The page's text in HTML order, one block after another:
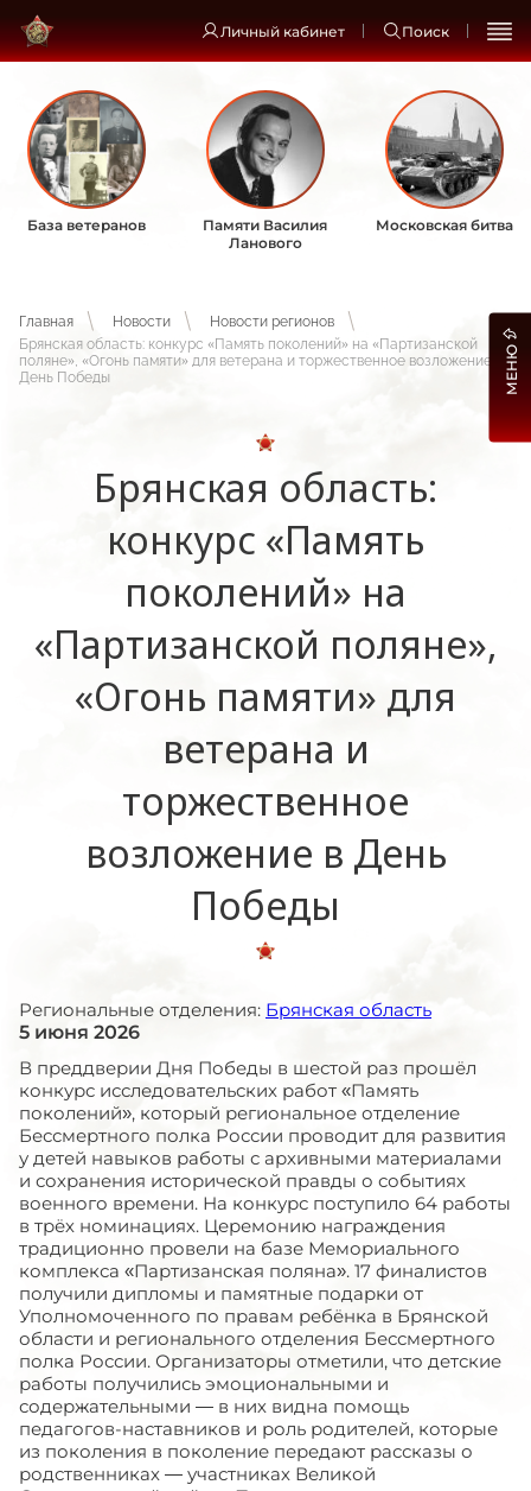
Личный кабинет Поиск
База ветеранов
Памяти Василия
Ланового
Московская битва
Главная Новости
Новости регионов
Брянская область: конкурс «Память поколений» на «Партизанской
поляне», «Огонь памяти» для ветерана и торжественное возложение в
День Победы
Брянская область:
конкурс «Память
поколений» на
«Партизанской поляне»,
«Огонь памяти» для
ветерана и
торжественное
возложение в День
Победы
Региональные отделения: Брянская область
5 июня 2026
В преддверии Дня Победы в шестой раз прошёл
конкурс исследовательских работ «Память
поколений», который региональное отделение
Бессмертного полка России проводит для развития
у детей навыков работы с архивными материалами
и сохранения исторической правды о событиях
военного времени. На конкурс поступило 64 работы
в трёх номинациях. Церемонию награждения
традиционно провели на базе Мемориального
комплекса «Партизанская поляна». 17 финалистов
получили дипломы и памятные подарки от
Уполномоченного по правам ребёнка в Брянской
области и регионального отделения Бессмертного
полка России. Организаторы отметили, что детские
работы получились эмоциональными и
содержательными — в них видна помощь
педагогов-наставников и роль родителей, которые
из поколения в поколение передают рассказы о
родственниках — участниках Великой
МЕНЮ